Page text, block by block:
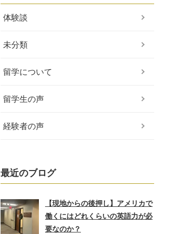
体験談
未分類
留学について
留学生の声
経験者の声
最近のブログ
【現地からの後押し】アメリカで
働くにはどれくらいの英語力が必
要なのか？